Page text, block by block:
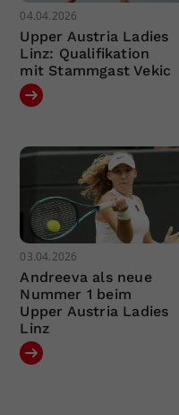
04.04.2026
Upper Austria Ladies
Linz: Qualifikation
mit Stammgast Vekic
03.04.2026
Andreeva als neue
Nummer 1 beim
Upper Austria Ladies
Linz